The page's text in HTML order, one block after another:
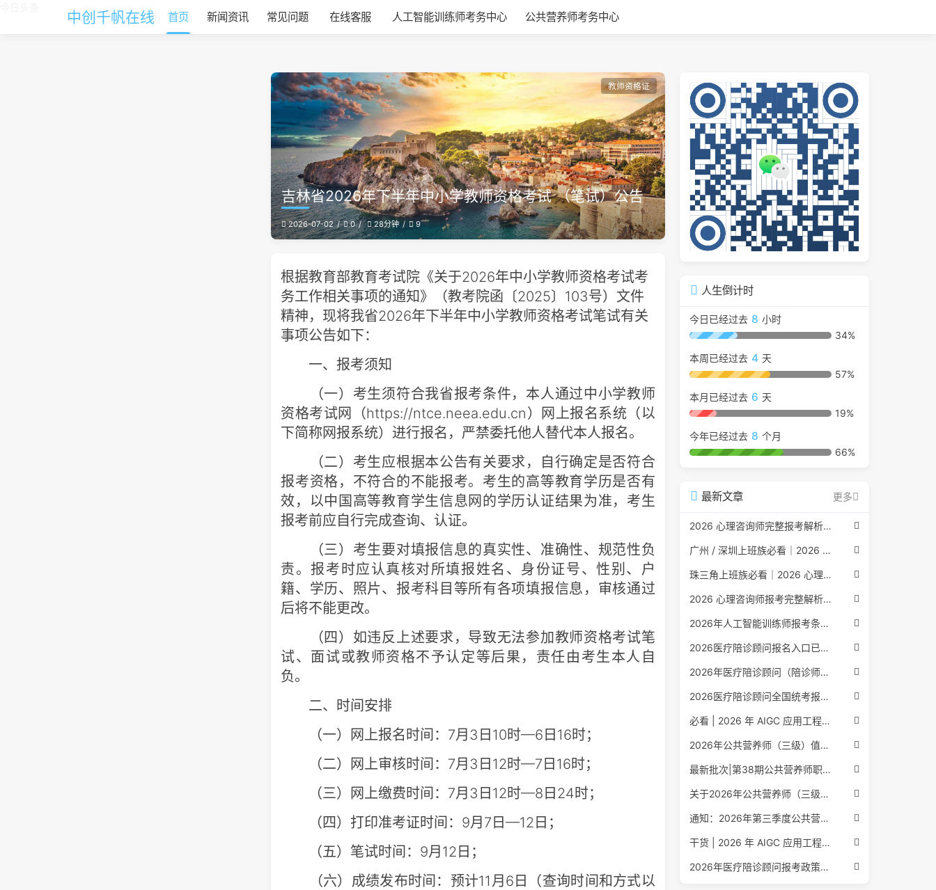
中创千帆在线 首页 新闻资讯 常见问题 在线客服 人工智能训练师考务中心 公共营养师考务中心
教师资格证
吉林省2026年下半年中小学教师资格考试 （笔试）公告
2026-07-02 0 28分钟 9
根据教育部教育考试院《关于2026年中小学教师资格考试考
务工作相关事项的通知》（教考院函〔2025〕103号）文件
精神，现将我省2026年下半年中小学教师资格考试笔试有关
事项公告如下：
一、报考须知
（一）考生须符合我省报考条件，本人通过中小学教师
资格考试网（https://ntce.neea.edu.cn）网上报名系统（以
下简称网报系统）进行报名，严禁委托他人替代本人报名。
（二）考生应根据本公告有关要求，自行确定是否符合
报考资格，不符合的不能报考。考生的高等教育学历是否有
效，以中国高等教育学生信息网的学历认证结果为准，考生
报考前应自行完成查询、认证。
（三）考生要对填报信息的真实性、准确性、规范性负
责。报考时应认真核对所填报姓名、身份证号、性别、户
籍、学历、照片、报考科目等所有各项填报信息，审核通过
后将不能更改。
（四）如违反上述要求，导致无法参加教师资格考试笔
试、面试或教师资格不予认定等后果，责任由考生本人自
负。
二、时间安排
（一）网上报名时间：7月3日10时—6日16时；
（二）网上审核时间：7月3日12时—7日16时；
（三）网上缴费时间：7月3日12时—8日24时；
（四）打印准考证时间：9月7日—12日；
（五）笔试时间：9月12日；
（六）成绩发布时间：预计11月6日（查询时间和方式以
人生倒计时
今日已经过去 8 小时
34%
本周已经过去 4 天
57%
本月已经过去 6 天
19%
今年已经过去 8 个月
66%
最新文章 更多
2026 心理咨询师完整报考解析（2017 国考取消后现行权威体系 + 避坑全指南）
广州 / 深圳上班族必看｜2026 心理咨询师考证指南，转行副业、情绪疏导双收益
珠三角上班族必看｜2026 心理咨询师考证指南，转行副业、情绪疏导双收益
2026 心理咨询师报考完整解析｜2017 国考取消后正规报考标准、流程避坑指南
2026年人工智能训练师报考条件与流程：2026年最新官方要求全面解读
2026医疗陪诊顾问报名入口已公布，全国报考条件流程政策全解析
2026年医疗陪诊顾问（陪诊师）招生启动，全国报考指南附报名官网
2026医疗陪诊顾问全国统考报名中，报考条件流程全攻略附报名入口
必看 | 2026 年 AIGC 应用工程师报考核心要点：报名费用、官网可查、行业认可度、补考规则全盘点
2026年公共营养师（三级）值得考吗？报名入口+条件+证书用途
最新批次|第38期公共营养师职业能力评价证书报名培训通知
关于2026年公共营养师（三级、四级）全国统一认定报名的服务通知
通知：2026年第三季度公共营养师四级培训报名安排正式发布
干货 | 2026 年 AIGC 应用工程师报考指南：报名流程、学历要求、培训课程、就业方向全梳理
2026年医疗陪诊顾问报考政策更新，全国报名入口与报考指南全同步